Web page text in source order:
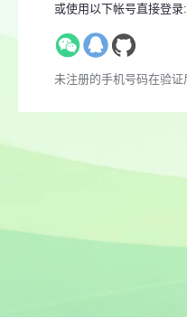
或使用以下帐号直接登录:
未注册的手机号码在验证